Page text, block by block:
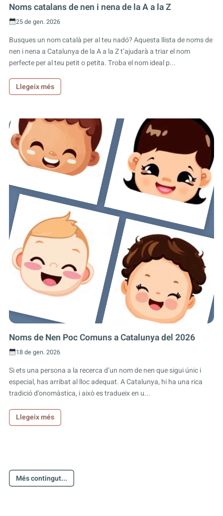
Noms catalans de nen i nena de la A a la Z
25 de gen. 2026
Busques un nom català per al teu nadó? Aquesta llista de noms de
nen i nena a Catalunya de la A a la Z t’ajudarà a triar el nom
perfecte per al teu petit o petita. Troba el nom ideal p...
Llegeix més
Noms de Nen Poc Comuns a Catalunya del 2026
18 de gen. 2026
Si ets una persona a la recerca d’un nom de nen que sigui únic i
especial, has arribat al lloc adequat. A Catalunya, hi ha una rica
tradició d’onomàstica, i això es tradueix en u...
Llegeix més
Més contingut...